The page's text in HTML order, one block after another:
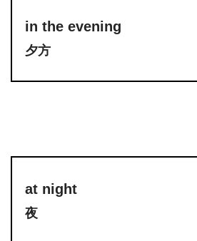
in the evening
夕方
at night
夜